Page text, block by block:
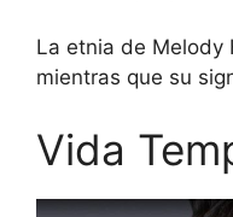
La etnia de Melody
mientras que su
Vida